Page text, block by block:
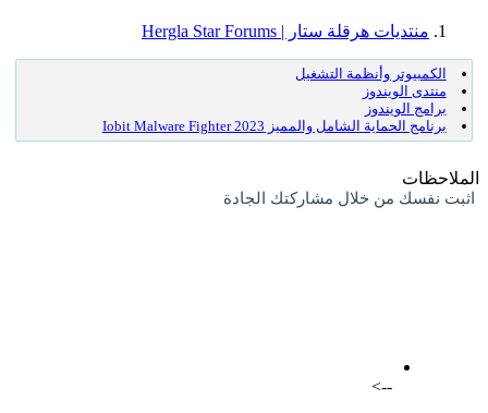
منتديات هرقلة ستار | Hergla Star Forums
الكمبيوتر وأنظمة التشغيل
منتدى الويندوز
برامج الويندوز
برنامج الحماية الشامل والمميز Iobit Malware Fighter 2023
الملاحظات
اثبت نفسك من خلال مشاركتك الجادة
-->